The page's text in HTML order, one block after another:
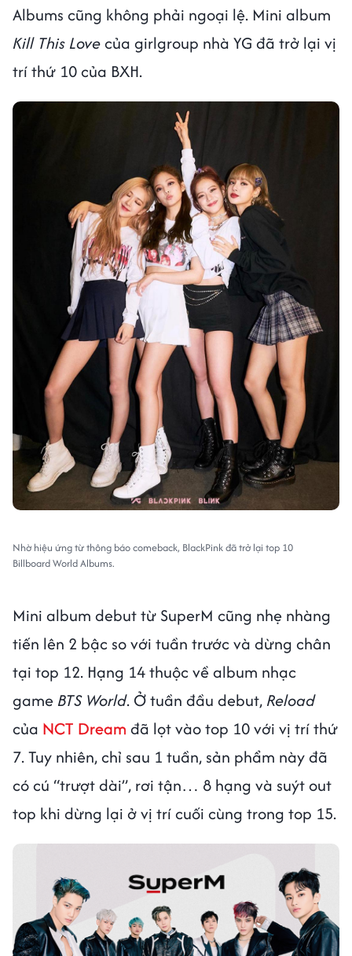
Albums cũng không phải ngoại lệ. Mini album
Kill This Lovecủa girlgroup nhà YG đã trở lại vị
trí thứ 10 của BXH.
Nhờ hiệu ứng từ thông báo comeback, BlackPink đã trở lại top 10
Billboard World Albums.
Mini album debut từ SuperM cũng nhẹ nhàng
tiến lên 2 bậc so với tuần trước và dừng chân
tại top 12. Hạng 14 thuộc về album nhạc
game BTS World. Ở tuần đầu debut, Reload
của NCT Dream đã lọt vào top 10 với vị trí thứ
7. Tuy nhiên, chỉ sau 1 tuần, sản phẩm này đã
có cú “trượt dài”, rơi tận… 8 hạng và suýt out
top khi dừng lại ở vị trí cuối cùng trong top 15.